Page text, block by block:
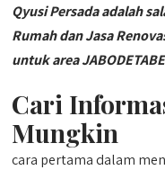
Qyusi Persada adalah
Rumah dan Jasa
untuk area
Cari
Mungkin
cara pertama dalam